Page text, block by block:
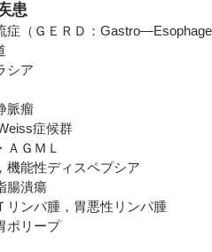
患
（ＧＥＲＤ：
シア
脈瘤
症候群
ＧＭＬ
能性ディスペプシア
腸潰瘍
ンパ腫，胃悪性リンパ腫
ポリープ